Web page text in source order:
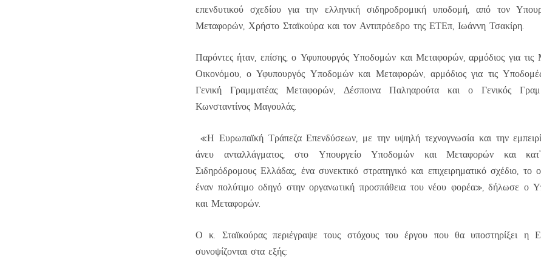
επενδυτικού σχεδίου για την ελληνική σιδηροδρομική υποδομή, από τον
Μεταφορών, Χρήστο Σταϊκούρα και τον Αντιπρόεδρο της ΕΤΕπ, Ιωάννη Τσακίρη.
Παρόντες ήταν, επίσης, ο Υφυπουργός Υποδομών και Μεταφορών, αρμόδιος για τις
Οικονόμου, ο Υφυπουργός Υποδομών και Μεταφορών, αρμόδιος για τις
Γενική Γραμματέας Μεταφορών, Δέσποινα Παληαρούτα και ο Γενικός
Κωνσταντίνος Μαγουλάς.
«Η Ευρωπαϊκή Τράπεζα Επενδύσεων, με την υψηλή τεχνογνωσία και την
άνευ ανταλλάγματος, στο Υπουργείο Υποδομών και Μεταφορών και
Σιδηρόδρομους Ελλάδας, ένα συνεκτικό στρατηγικό και επιχειρηματικό σχέδιο, το
έναν πολύτιμο οδηγό στην οργανωτική προσπάθεια του νέου φορέα», δήλωσε ο
και Μεταφορών.
Ο κ. Σταϊκούρας περιέγραψε τους στόχους του έργου που θα υποστηρίξει η
συνοψίζονται στα εξής: